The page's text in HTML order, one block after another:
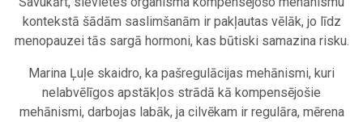
kontekstā šādām saslimšanām ir pakļautas vēlāk, jo līdz
menopauzei tās sargā hormoni, kas būtiski samazina risku.
Marina Ļuļe skaidro, ka pašregulācijas mehānismi, kuri
nelabvēlīgos apstākļos strādā kā kompensējošie
mehānismi, darbojas labāk, ja cilvēkam ir regulāra, mērena